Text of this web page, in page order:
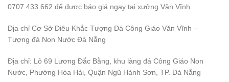
0707.433.662 để được báo giá ngay tại xưởng Văn Vĩnh.
Địa chỉ Cơ Sở Điêu Khắc Tượng Đá Công Giáo Văn Vĩnh –
Tượng đá Non Nước Đà Nẵng
Địa chỉ: Lô 69 Lương Đắc Bằng, khu làng đá Công Giáo Non
Nước, Phường Hòa Hải, Quận Ngũ Hành Sơn, TP. Đà Nẵng